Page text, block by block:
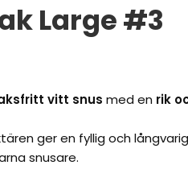
Large #3
vitt snus med en rik
ger en fyllig och
snusare.